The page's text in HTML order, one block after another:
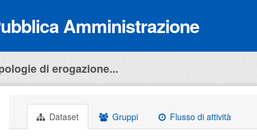
Amministrazione
di erogazione...
Dataset Gruppi Flusso di attività